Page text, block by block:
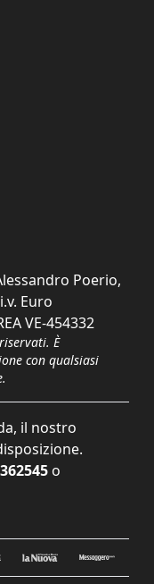
Poerio,
Euro
VE-454332
È
con qualsiasi
il nostro
o